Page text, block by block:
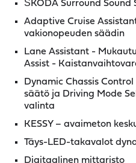
ŠKODA Surround Sound
Adaptive Cruise
vakionopeuden säädin
Lane Assistant -
Assist -
Dynamic Chassis
säätö ja Driving Mode
valinta
KESSY – avaimeton
Täys-LED-takavalot
Digitaalinen mittaristo